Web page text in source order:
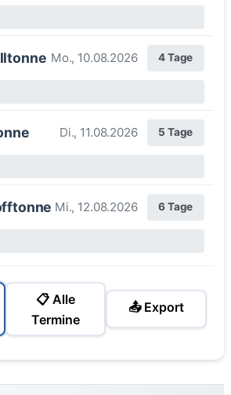
Mo., 10.08.2026 4 Tage
Di., 11.08.2026 5 Tage
Mi., 12.08.2026 6 Tage
📋 Alle
Termine
📤 Export